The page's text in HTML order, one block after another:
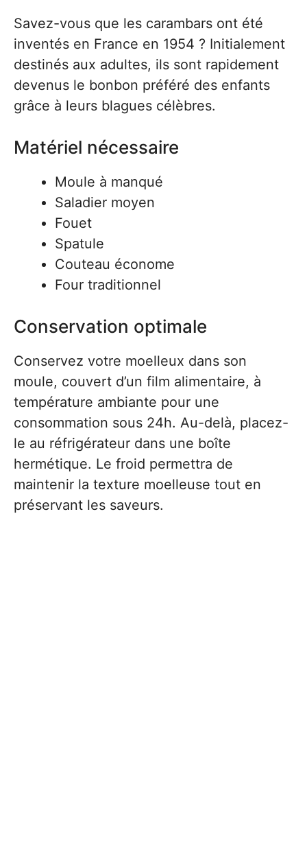
Savez-vous que les carambars ont été
inventés en France en 1954 ? Initialement
destinés aux adultes, ils sont rapidement
devenus le bonbon préféré des enfants
grâce à leurs blagues célèbres.
Matériel nécessaire
Moule à manqué
Saladier moyen
Fouet
Spatule
Couteau économe
Four traditionnel
Conservation optimale
Conservez votre moelleux dans son
moule, couvert d’un film alimentaire, à
température ambiante pour une
consommation sous 24h. Au-delà, placez-
le au réfrigérateur dans une boîte
hermétique. Le froid permettra de
maintenir la texture moelleuse tout en
préservant les saveurs.